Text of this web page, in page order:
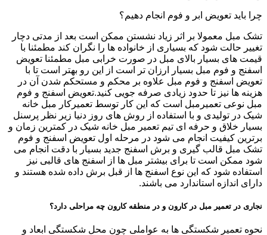
چرا باید تعویض ابر و فوم انجام دهیم؟
تشک مبل معمولا بر اثر زیاد نشستن ممکن است بعد از مدتی دچار
تغییر حالت شود که بسیاری از خانواده ها را نگران کند مطمئنا با
قیمت های بسیار بالای مبل در صورت خرابی مبل مطمئنا تعویض
اسفنج و فوم مبل بسیار ارزان تر است از این رو بهتر است تا با
تعویض اسفنج و فوم مبل علاوه بر محکم و مستحکم شدن آن در
هزینه ها نیز تا حدود زیادی صرفه جویی کنید.تعویض اسفنج و فوم
مبل نوعی تعمیرمبل است که این کار توسط تعمیرکار مبل خانه
شیک در تولیدی و با استفاده از روش های روز دنیا زیر نظر پرسنل
بسیار خلاق و حرفه ای تیم تعمیر مبل خانه شیک در کمترین زمان و
برترین کیفیت انجام می شود در مرحله اول تعویض اسفنج و فوم
تشک مبل قالب گیری و برش اسفنج جدید بسیار با دقت انجام می
شود ممکن است تا برای بیشتر مبل ها از اسفنج های قالبی نیز
استفاده شود که این نوع اسفنج ها از قبل برش داده شده هستند و
دارای اندازه استاندارد می باشند.
نجاری در تعمیر مبل در کارون و در منطقه کارون چه مراحلی دارد؟
نحوه تعمیر شکستگی ها به عواملی چون محل شکستگی ابعاد و